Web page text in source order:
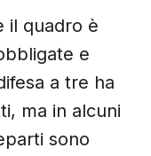
il quadro è
e
a tre ha
ma in alcuni
sono